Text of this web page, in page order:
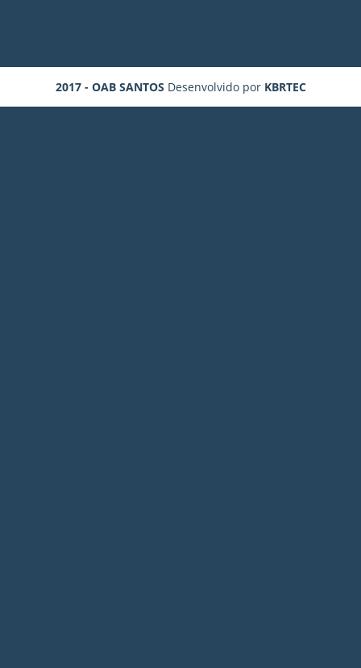
2017 - OAB SANTOS Desenvolvido por KBRTEC